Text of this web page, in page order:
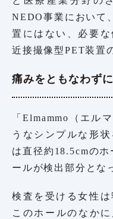
NEDO事業において
置にはない、必要
近接撮像型PET装置
痛みをともなわず
「Elmammo（エル
うなシンプルな形
は直径約18.5cmの
ールが検出部分とな
検査を受ける女性は
このホールのなか